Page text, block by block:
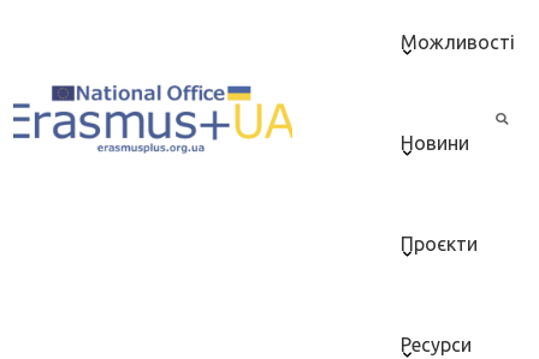
Можливості
Новини
Проєкти
Ресурси